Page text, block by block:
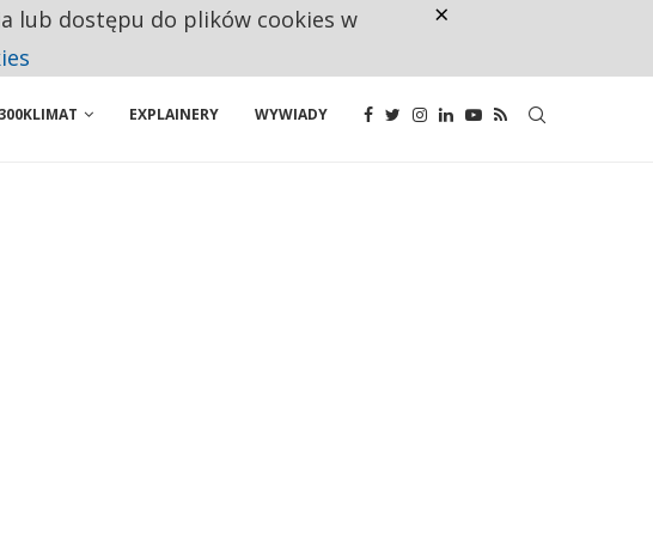
300KLIMAT EXPLAINERY WYWIADY
lub dostępu do plików cookies w
×